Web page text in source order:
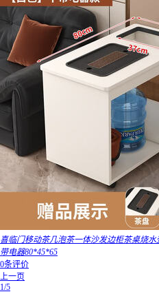
喜临门移动茶几泡茶一体沙发边柜茶桌烧
带电器80*45*65
0条评价
上一页
1/5